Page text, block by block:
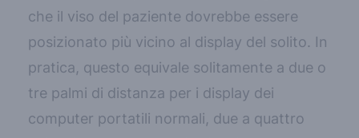
che il viso del paziente dovrebbe essere
posizionato più vicino al display del solito. In
pratica, questo equivale solitamente a due o
tre palmi di distanza per i display dei
computer portatili normali, due a quattro